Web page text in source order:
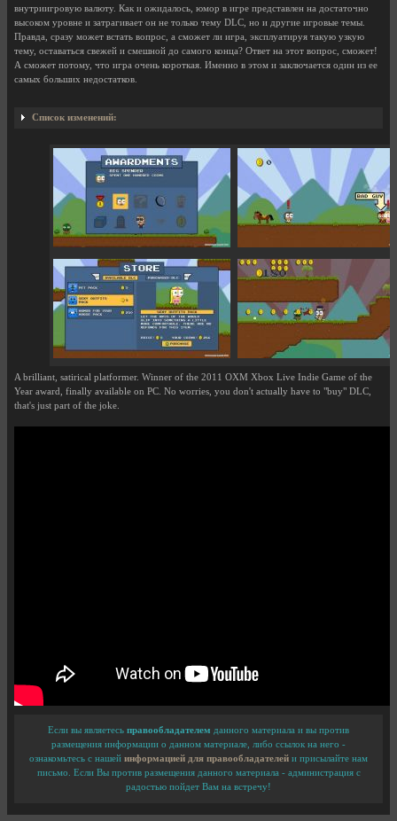
внутриигровую валюту. Как и ожидалось, юмор в игре представлен на достаточно
высоком уровне и затрагивает он не только тему DLC, но и другие игровые темы.
Правда, сразу может встать вопрос, а сможет ли игра, эксплуатируя такую узкую
тему, оставаться свежей и смешной до самого конца? Ответ на этот вопрос, сможет!
А сможет потому, что игра очень короткая. Именно в этом и заключается один из ее
самых больших недостатков.
Список изменений:
A brilliant, satirical platformer. Winner of the 2011 OXM Xbox Live Indie Game of the
Year award, finally available on PC. No worries, you don't actually have to "buy" DLC,
that's just part of the joke.
Если вы являетесь правообладателем данного материала и вы против
размещения информации о данном материале, либо ссылок на него -
ознакомьтесь с нашей информацией для правообладателей и присылайте нам
письмо. Если Вы против размещения данного материала - администрация с
радостью пойдет Вам на встречу!